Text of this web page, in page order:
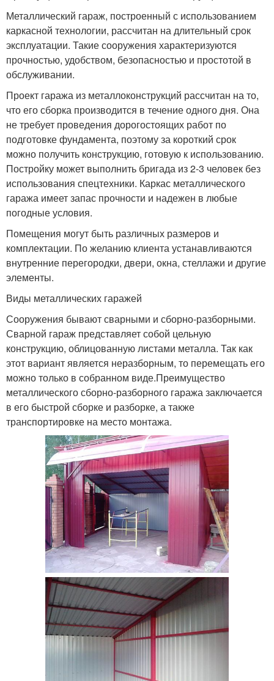
Металлический гараж, построенный с использованием
каркасной технологии, рассчитан на длительный срок
эксплуатации. Такие сооружения характеризуются
прочностью, удобством, безопасностью и простотой в
обслуживании.
Проект гаража из металлоконструкций рассчитан на то,
что его сборка производится в течение одного дня. Она
не требует проведения дорогостоящих работ по
подготовке фундамента, поэтому за короткий срок
можно получить конструкцию, готовую к использованию.
Постройку может выполнить бригада из 2-3 человек без
использования спецтехники. Каркас металлического
гаража имеет запас прочности и надежен в любые
погодные условия.
Помещения могут быть различных размеров и
комплектации. По желанию клиента устанавливаются
внутренние перегородки, двери, окна, стеллажи и другие
элементы.
Виды металлических гаражей
Сооружения бывают сварными и сборно-разборными.
Сварной гараж представляет собой цельную
конструкцию, облицованную листами металла. Так как
этот вариант является неразборным, то перемещать его
можно только в собранном виде.Преимущество
металлического сборно-разборного гаража заключается
в его быстрой сборке и разборке, а также
транспортировке на место монтажа.